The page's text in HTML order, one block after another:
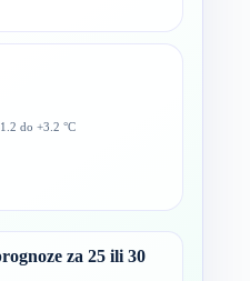
do +3.2 °C
za 25 ili 30